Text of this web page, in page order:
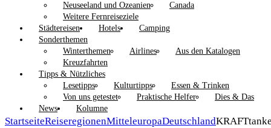
Neuseeland und Ozeanien
Canada
Weitere Fernreiseziele
Städtereisen
Hotels
Camping
Sonderthemen
Winterthemen
Airlines
Aus den Katalogen
Kreuzfahrten
Tipps & Nützliches
Lesetipps
Kulturtipps
Essen & Trinken
Von uns getestet
Praktische Helfer
Dies & Das
News
Kolumne
StartseiteReiseregionenMitteleuropaDeutschland